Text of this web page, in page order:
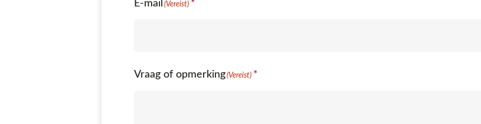
E-mail (Vereist)
Vraag of opmerking(Vereist)